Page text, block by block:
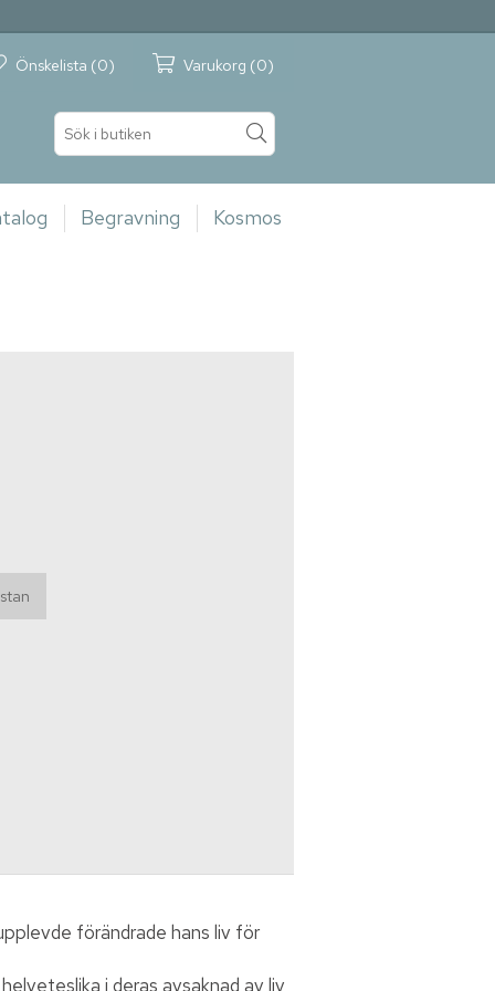
Önskelista (0) Varukorg (0)
Begravning Kosmos
förändrade hans liv för
i deras avsaknad av liv,